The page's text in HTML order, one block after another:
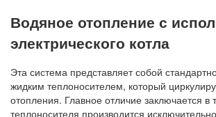
Водяное отопление с
электрического котла
Эта система представляет собой
жидким теплоносителем, который
отопления. Главное отличие заключается в
теплоносителя производится